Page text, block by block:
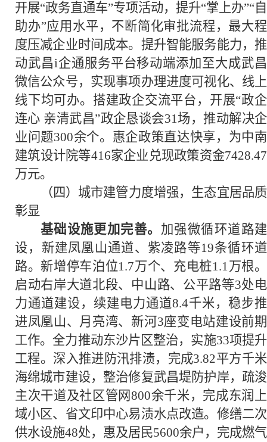
开展“政务直通车”专项活动，提升“掌上办”“自
助办”应用水平，不断简化审批流程，最大程
度压减企业时间成本。提升智能服务能力，推
动武昌i企通服务平台移动端添加至大成武昌
微信公众号，实现事项办理进度可视化、线上
线下均可办。搭建政企交流平台，开展“政企
连心 亲清武昌”政企恳谈会31场，推动解决企
业问题300余个。惠企政策直达快享，为中南
建筑设计院等416家企业兑现政策资金7428.47
万元。
（四）城市建管力度增强，生态宜居品质
彰显
基础设施更加完善。 加强微循环道路建
设，新建凤凰山通道、紫凌路等19条循环道
路。新增停车泊位1.7万个、充电桩1.1万根。
启动右岸大道北段、中山路、公平路等3处电
力通道建设，续建电力通道8.4千米，稳步推
进凤凰山、月亮湾、新河3座变电站建设前期
工作。全力推动东沙片区整治，实施33项提升
工程。深入推进防汛排渍，完成3.82平方千米
海绵城市建设，整治修复武昌堤防护岸，疏浚
主次干道及社区管网800余千米，完成东润上
域小区、省文印中心易渍水点改造。修缮二次
供水设施48处，惠及居民5600余户，完成燃气